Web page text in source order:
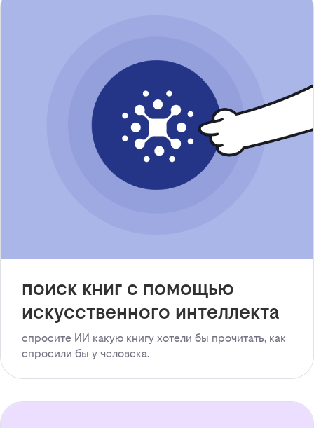
поиск книг с помощью
искусственного интеллекта
спросите ИИ какую книгу хотели бы прочитать, как
спросили бы у человека.